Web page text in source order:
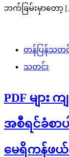
ဘက်ခြမ်းမှာတော့
တန်ပြန်သတ
သတင်း
PDF မျာ
အစီရင်ခံစ
မေရိကန်ဖယ်